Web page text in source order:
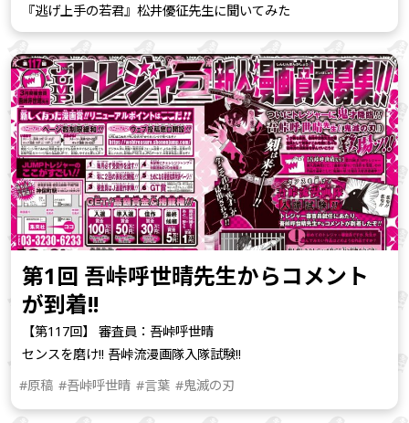
『逃げ上手の若君』松井優征先生に聞いてみた
第1回 吾峠呼世晴先生からコメント
が到着!!
【第117回】 審査員：吾峠呼世晴
センスを磨け!! 吾峠流漫画隊入隊試験!!
#原稿 #吾峠呼世晴 #言葉 #鬼滅の刃